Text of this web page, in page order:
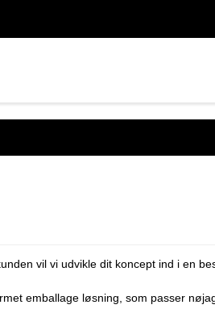
vil vi udvikle dit koncept ind i en
emballage løsning, som passer